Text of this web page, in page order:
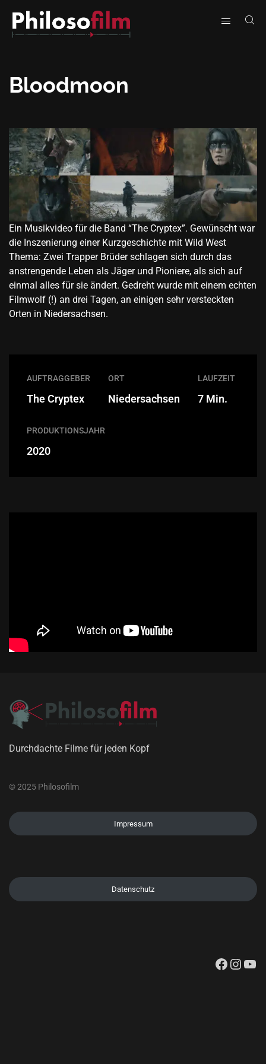
Bloodmoon
Ein Musikvideo für die Band “The Cryptex”. Gewünscht war
die Inszenierung einer Kurzgeschichte mit Wild West
Thema: Zwei Trapper Brüder schlagen sich durch das
anstrengende Leben als Jäger und Pioniere, als sich auf
einmal alles für sie ändert. Gedreht wurde mit einem echten
Filmwolf (!) an drei Tagen, an einigen sehr versteckten
Orten in Niedersachsen.
AUFTRAGGEBER
The Cryptex
ORT
Niedersachsen
LAUFZEIT
7 Min.
PRODUKTIONSJAHR
2020
Durchdachte Filme für jeden Kopf
© 2025 Philosofilm
Impressum
Datenschutz